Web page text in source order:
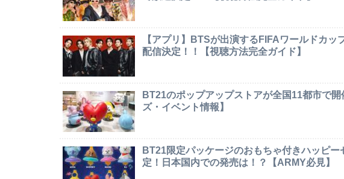
【アプリ】BTSが出演するFIFAワールドカ
配信決定！！【視聴方法完全ガイド】
BT21のポップアップストアが全国11都市で
ズ・イベント情報】
BT21限定パッケージのおもちゃ付きハッピ
定！日本国内での発売は！？【ARMY必見】